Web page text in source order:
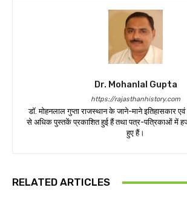
Dr. Mohanlal Gupta
https://rajasthanhistory.com
डॉ. मोहनलाल गुप्ता राजस्थान के जाने-माने इतिहासकार
से अधिक पुस्तकें प्रकाशित हुई हैं तथा पत्र-पत्रिकाओं में
हुए हैं।
RELATED ARTICLES